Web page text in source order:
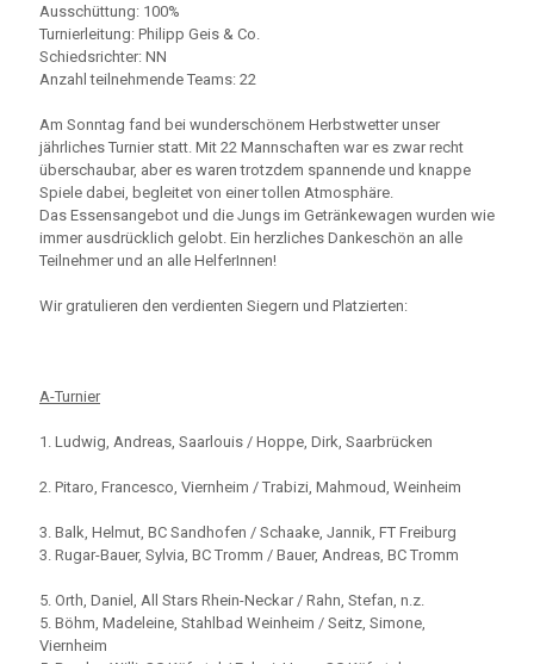
Ausschüttung: 100%
Turnierleitung: Philipp Geis & Co.
Schiedsrichter: NN
Anzahl teilnehmende Teams: 22
Am Sonntag fand bei wunderschönem Herbstwetter unser
jährliches Turnier statt. Mit 22 Mannschaften war es zwar recht
überschaubar, aber es waren trotzdem spannende und knappe
Spiele dabei, begleitet von einer tollen Atmosphäre.
Das Essensangebot und die Jungs im Getränkewagen wurden wie
immer ausdrücklich gelobt. Ein herzliches Dankeschön an alle
Teilnehmer und an alle HelferInnen!
Wir gratulieren den verdienten Siegern und Platzierten:
A-Turnier
1. Ludwig, Andreas, Saarlouis / Hoppe, Dirk, Saarbrücken
2. Pitaro, Francesco, Viernheim / Trabizi, Mahmoud, Weinheim
3. Balk, Helmut, BC Sandhofen / Schaake, Jannik, FT Freiburg
3. Rugar-Bauer, Sylvia, BC Tromm / Bauer, Andreas, BC Tromm
5. Orth, Daniel, All Stars Rhein-Neckar / Rahn, Stefan, n.z.
5. Böhm, Madeleine, Stahlbad Weinheim / Seitz, Simone,
Viernheim